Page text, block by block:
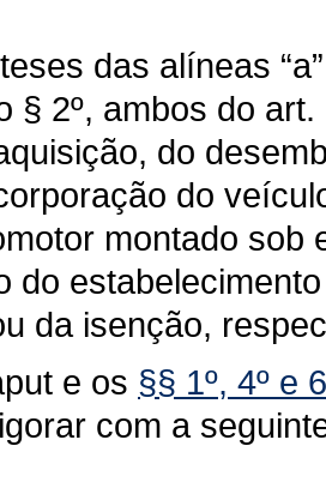
das alíneas “a”,
§ 2º, ambos do
do
do
montado sob
do
da isenção,
e os §§ 1º, 4º e
com a